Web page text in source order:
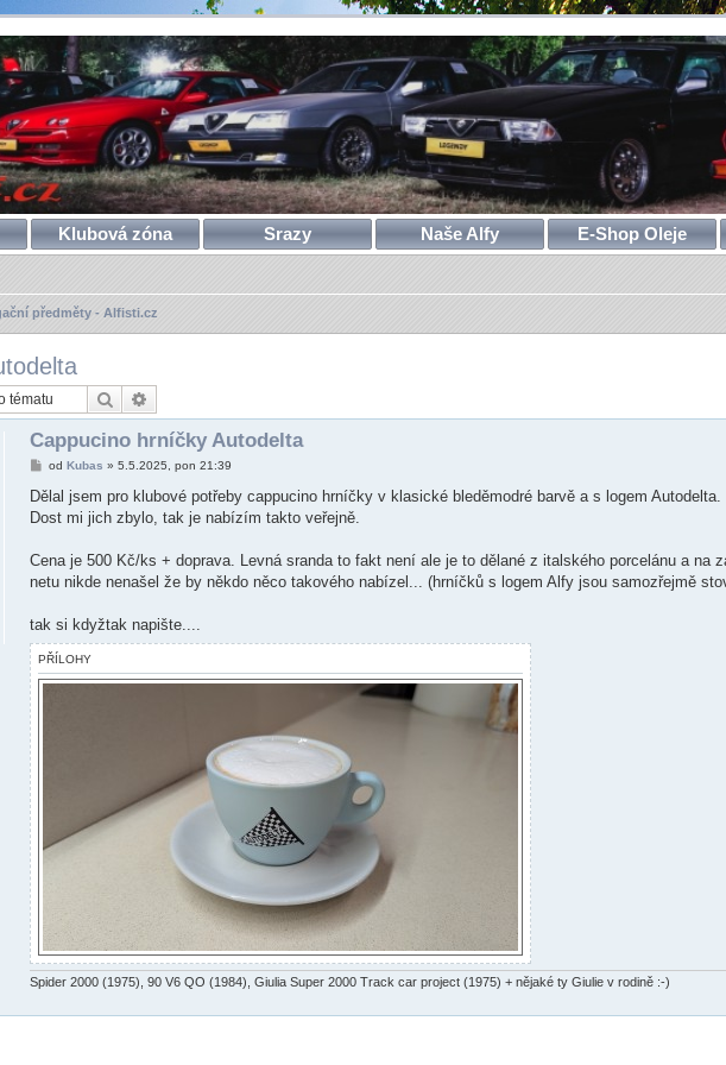
Klubová zóna Srazy Naše Alfy E-Shop Oleje
předměty - Alfisti.cz
Hledat
Cappucino hrníčky Autodelta
P
í
p
e
k
odKubas »5.5.2025, pon 21:39
Dělal jsem pro klubové potřeby cappucino hrníčky v klasické bleděmodré barvě a s logem Autodelta.
Dost mi jich zbylo, tak je nabízím takto veřejně.
Cena je 500 Kč/ks + doprava. Levná sranda to fakt není ale je to dělané z italského porcelánu a
netu nikde nenašel že by někdo něco takového nabízel... (hrníčků s logem Alfy jsou samozřejmě
tak si kdyžtak napište....
PŘÍLOHY
Spider 2000 (1975), 90 V6 QO (1984), Giulia Super 2000 Track car project (1975) + nějaké ty Giulie v rodině :-)